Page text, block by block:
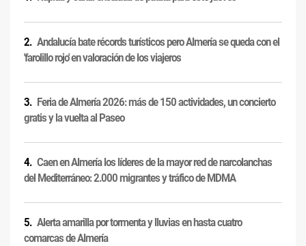
Andalucía bate récords turísticos pero Almería se queda con el
'farolillo rojo' en valoración de los viajeros
Feria de Almería 2026: más de 150 actividades, un concierto
gratis y la vuelta al Paseo
Caen en Almería los líderes de la mayor red de narcolanchas
del Mediterráneo: 2.000 migrantes y tráfico de MDMA
Alerta amarilla por tormenta y lluvias en hasta cuatro
comarcas de Almería